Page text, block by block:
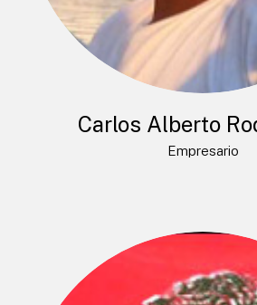
Carlos Alberto
Empresario